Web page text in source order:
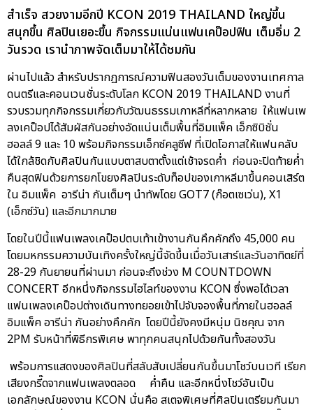
สำเร็จ สวยงามอีกปี KCON 2019 THAILAND ใหญ่ขึ้น
สนุกขึ้น ศิลปินเยอะขึ้น กิจกรรมแน่นแฟนเคป็อปฟิน เต็มอิ่ม 2
วันรวด เรานำภาพจัดเต็มมาให้ได้ชมกัน
ผ่านไปแล้ว สำหรับปรากฏการณ์ความฟินสองวันเต็มของงานเทศกาล
ดนตรีและคอนเวนชั่นระดับโลก KCON 2019 THAILAND งานที่
รวบรวมทุกกิจกรรมเกี่ยวกับวัฒนธรรมเกาหลีที่หลากหลาย ให้แฟนเพ
ลงเคป็อปได้สัมผัสกันอย่างอัดแน่นเต็มพื้นที่อิมแพ็ค เอ็กซิบิชั่น
ฮอลล์ 9 และ 10 พร้อมกิจกรรมเอ็กซ์คลูซีฟ ที่เปิดโอกาสให้แฟนคลับ
ได้ใกล้ชิดกับศิลปินกันแบบตาสบตาตั้งแต่เช้าจรดค่ำ ก่อนจะปิดท้ายค่ำ
คืนสุดฟินด้วยการยกโขยงศิลปินระดับท็อปของเกาหลีมาขึ้นคอนเสิร์ต
ใน อิมแพ็ค อารีน่า กันเต็มๆ นำทัพโดย GOT7 (ก๊อตเซเว่น), X1
(เอ็กซ์วัน) และอีกมากมาย
โดยในปีนี้แฟนเพลงเคป็อปตบเท้าเข้างานกันคึกคักถึง 45,000 คน
โดยมหกรรมความบันเทิงครั้งใหญ่นี้จัดขึ้นเมื่อวันเสาร์และวันอาทิตย์ที่
28-29 กันยายนที่ผ่านมา ก่อนจะถึงช่วง M COUNTDOWN
CONCERT อีกหนึ่งกิจกรรมไฮไลท์ของงาน KCON ซึ่งพอได้เวลา
แฟนเพลงเคป็อปต่างเดินทางทยอยเข้าไปจับจองพื้นที่ภายในฮอลล์
อิมแพ็ค อารีน่า กันอย่างคึกคัก โดยปีนี้ยังคงมีหนุ่ม นิชคุณ จาก
2PM รับหน้าที่พิธีกรพิเศษ พาทุกคนสนุกไปด้วยกันทั้งสองวัน
พร้อมการแสดงของศิลปินที่สลับสับเปลี่ยนกันขึ้นมาโชว์บนเวที เรียก
เสียงกรี๊ดจากแฟนเพลงตลอด ค่ำคืน และอีกหนึ่งโชว์อันเป็น
เอกลักษณ์ของงาน KCON นั่นคือ สเตจพิเศษที่ศิลปินเตรียมกันมา